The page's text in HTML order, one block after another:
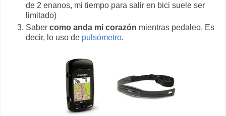
de 2 enanos, mi tiempo para salir en bici suele ser
limitado)
Saber como anda mi corazón mientras pedaleo. Es
decir, lo uso de pulsómetro.